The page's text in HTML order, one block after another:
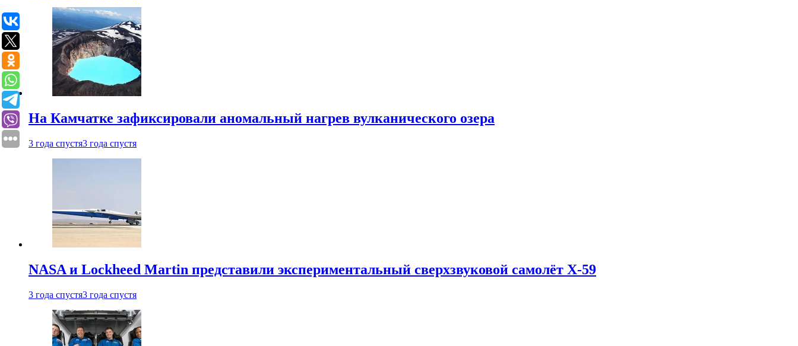
На Камчатке зафиксировали аномальный нагрев вулканического озера
3 года спустя3 года спустя
NASA и Lockheed Martin представили экспериментальный сверхзвуковой самолёт X-59
3 года спустя3 года спустя